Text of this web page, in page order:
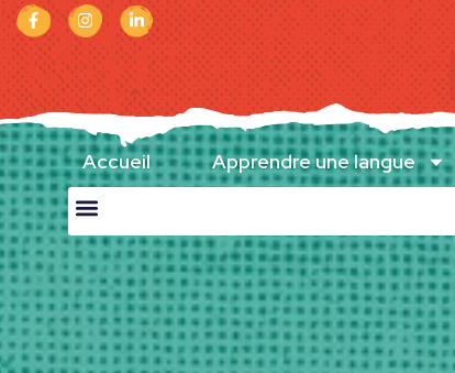
Accueil Apprendre une langue